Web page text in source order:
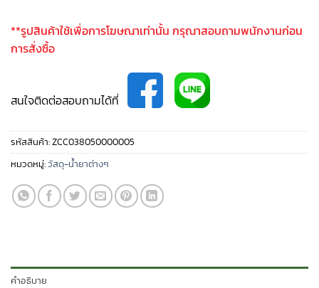
**รูปสินค้าใช้เพื่อการโฆษณาเท่านั้น กรุณาสอบถามพนักงานก่อน
การสั่งซื้อ
สนใจติดต่อสอบถามได้ที่
รหัสสินค้า:ZCC038050000005
หมวดหมู่:วัสดุ-น้ำยาต่างๆ
คำอธิบาย